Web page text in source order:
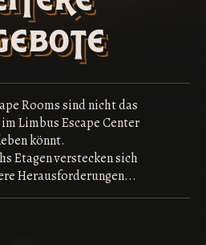
Rooms sind nicht das
Limbus Escape Center
könnt.
Etagen verstecken sich
Herausforderungen...